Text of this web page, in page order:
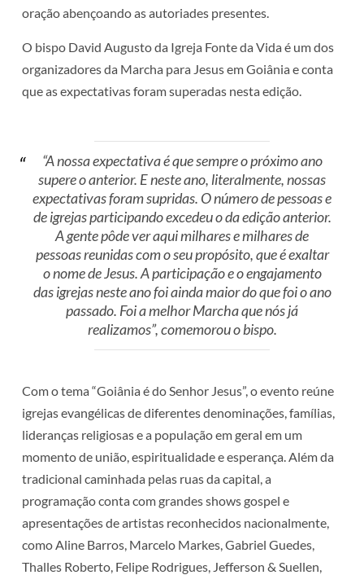
oração abençoando as autoriades presentes.
O bispo David Augusto da Igreja Fonte da Vida é um dos
organizadores da Marcha para Jesus em Goiânia e conta
que as expectativas foram superadas nesta edição.
“A nossa expectativa é que sempre o próximo ano
supere o anterior. E neste ano, literalmente, nossas
expectativas foram supridas. O número de pessoas e
de igrejas participando excedeu o da edição anterior.
A gente pôde ver aqui milhares e milhares de
pessoas reunidas com o seu propósito, que é exaltar
o nome de Jesus. A participação e o engajamento
das igrejas neste ano foi ainda maior do que foi o ano
passado. Foi a melhor Marcha que nós já
realizamos”, comemorou o bispo.
Com o tema “Goiânia é do Senhor Jesus”, o evento reúne
igrejas evangélicas de diferentes denominações, famílias,
lideranças religiosas e a população em geral em um
momento de união, espiritualidade e esperança. Além da
tradicional caminhada pelas ruas da capital, a
programação conta com grandes shows gospel e
apresentações de artistas reconhecidos nacionalmente,
como Aline Barros, Marcelo Markes, Gabriel Guedes,
Thalles Roberto, Felipe Rodrigues, Jefferson & Suellen,